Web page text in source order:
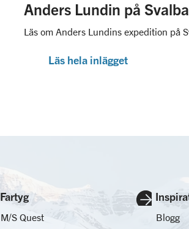
Anders Lundin på
Läs om Anders Lundins expedition på
Läs hela inlägget
Fartyg
M/S Quest
Blogg